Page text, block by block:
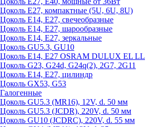
Цоколь Е27, компактные (5U, 6U, 8U)
Цоколь Е14, Е27, свечеобразные
Цоколь Е14, Е27, шарообразные
Цоколь Е14, Е27, зеркальные
Цоколь GU5.3, GU10
Цоколь Е14, Е27 OSRAM DULUX EL LL
Цоколь G23, G24d, G24q(2), 2G7, 2G11
Цоколь Е14, Е27, цилиндр
Цоколь GX53, G53
Галогенные
Цоколь GU5.3 (MR16), 12V, d. 50 мм
Цоколь GU5.3 (JCDR), 220V, d. 50 мм
Цоколь GU10 (JCDRC), 220V, d. 55 мм